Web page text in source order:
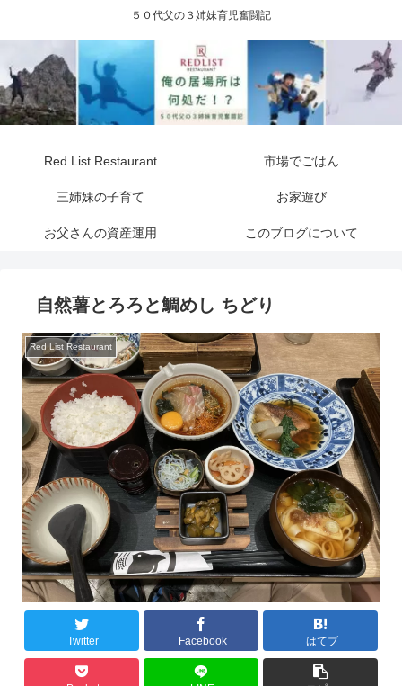
５０代父の３姉妹育児奮闘記
Red List Restaurant 市場でごはん
三姉妹の子育て お家遊び
お父さんの資産運用 このブログについて
自然薯とろろと鯛めし ちどり
Red List Restaurant
Twitter Facebook はてブ